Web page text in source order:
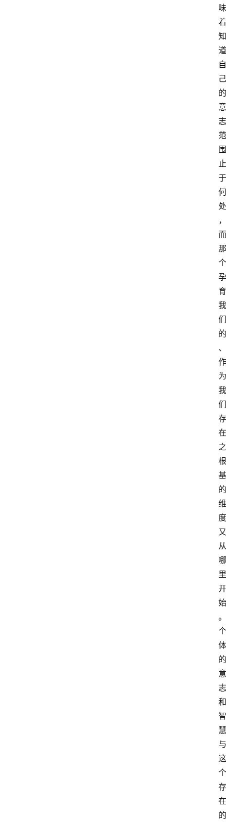
味
着
知
道
自
己
的
意
志
范
围
止
于
何
处
，
而
那
个
孕
育
我
们
的
、
作
为
我
们
存
在
之
根
基
的
维
度
又
从
哪
里
开
始
。
个
体
的
意
志
和
智
慧
与
这
个
存
在
的